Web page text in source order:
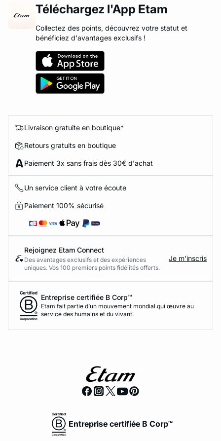
Téléchargez l'App Etam
Collectez des points, découvrez votre statut et
bénéficiez d'avantages exclusifs !
Livraison gratuite en boutique*
Retours gratuits en boutique
Paiement 3x sans frais dès 30€ d'achat
Un service client à votre écoute
Paiement 100% sécurisé
Rejoignez Etam Connect
Des avantages exclusifs et des expériences
uniques. Vos 100 premiers points fidélités offerts.
Je m’inscris
Entreprise certifiée B Corp™
Etam fait partie d’un mouvement mondial qui œuvre au
service des humains et du vivant.
Entreprise certifiée B Corp™